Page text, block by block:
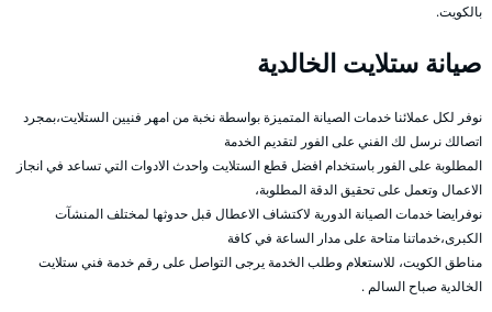
بالكويت.
صيانة ستلايت الخالدية
نوفر لكل عملائنا خدمات الصيانة المتميزة بواسطة نخبة من امهر فنيين الستلايت،بمجرد
اتصالك نرسل لك الفني على الفور لتقديم الخدمة
المطلوبة على الفور باستخدام افضل قطع الستلايت واحدث الادوات التي تساعد في انجاز
الاعمال وتعمل على تحقيق الدقة المطلوبة،
نوفرايضا خدمات الصيانة الدورية لاكتشاف الاعطال قبل حدوثها لمختلف المنشآت
الكبرى،خدماتنا متاحة على مدار الساعة في كافة
مناطق الكويت، للاستعلام وطلب الخدمة يرجى التواصل على رقم خدمة فني ستلايت
الخالدية صباح السالم .